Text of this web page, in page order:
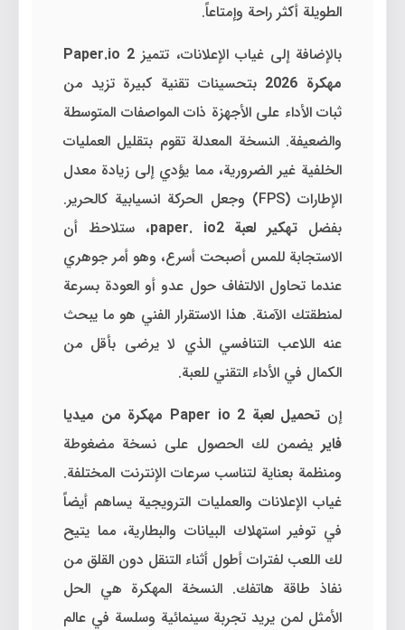
الطويلة أكثر راحة وإمتاعاً.
بالإضافة إلى غياب الإعلانات، تتميز Paper.io 2
مهكرة 2026
بتحسينات تقنية كبيرة تزيد من
ثبات الأداء على الأجهزة ذات المواصفات المتوسطة
والضعيفة. النسخة المعدلة تقوم بتقليل العمليات
الخلفية غير الضرورية، مما يؤدي إلى زيادة معدل
الإطارات (FPS) وجعل الحركة انسيابية كالحرير.
بفضل تهكير لعبة paper. io2
، ستلاحظ أن
الاستجابة للمس أصبحت أسرع، وهو أمر جوهري
عندما تحاول الالتفاف حول عدو أو العودة بسرعة
لمنطقتك الآمنة. هذا الاستقرار الفني هو ما يبحث
عنه اللاعب التنافسي الذي لا يرضى بأقل من
الكمال في الأداء التقني للعبة.
إن
تحميل لعبة Paper io 2 مهكرة من ميديا
فاير يضمن لك الحصول على نسخة مضغوطة
ومنظمة بعناية لتناسب سرعات الإنترنت المختلفة.
غياب الإعلانات والعمليات الترويجية يساهم أيضاً
في توفير استهلاك البيانات والبطارية، مما يتيح
لك اللعب لفترات أطول أثناء التنقل دون القلق من
نفاذ طاقة هاتفك. النسخة المهكرة هي الحل
الأمثل لمن يريد تجربة سينمائية وسلسة في عالم